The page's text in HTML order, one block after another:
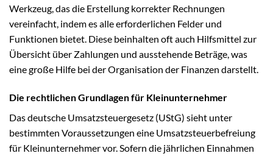
Werkzeug, das die Erstellung korrekter Rechnungen
vereinfacht, indem es alle erforderlichen Felder und
Funktionen bietet. Diese beinhalten oft auch Hilfsmittel zur
Übersicht über Zahlungen und ausstehende Beträge, was
eine große Hilfe bei der Organisation der Finanzen darstellt.
Die rechtlichen Grundlagen für Kleinunternehmer
Das deutsche Umsatzsteuergesetz (UStG) sieht unter
bestimmten Voraussetzungen eine Umsatzsteuerbefreiung
für Kleinunternehmer vor. Sofern die jährlichen Einnahmen